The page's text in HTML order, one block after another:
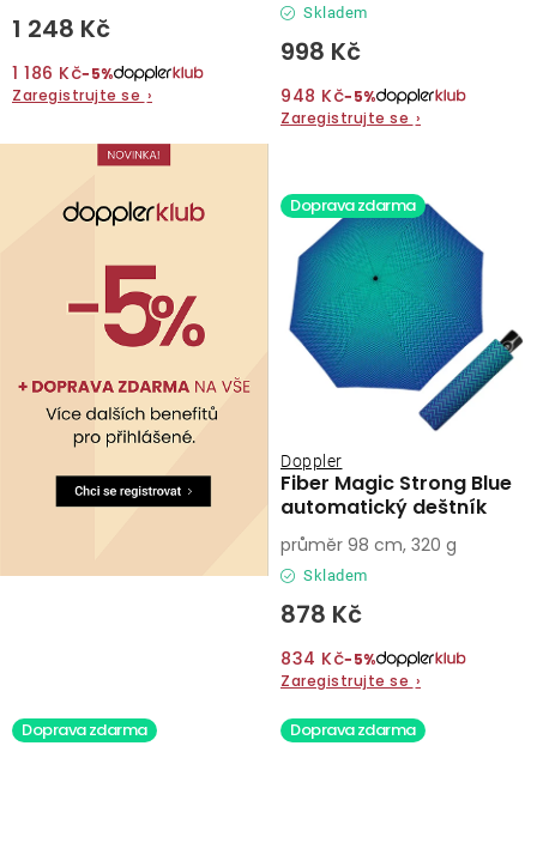
1 248 Kč
1 186 Kč−5%
Zaregistrujte se ›
Skladem
998 Kč
948 Kč−5%
Zaregistrujte se ›
Doprava zdarma
Fiber Magic Strong Blue
automatický deštník
Doppler
Skladem
878 Kč
834 Kč−5%
Zaregistrujte se ›
průměr 98 cm, 320 g
Doprava zdarma Doprava zdarma